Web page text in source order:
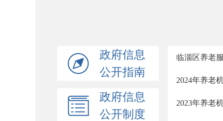
政府信息
公开指南
政府信息
公开制度
临淄区养老
2024年养老
2023年养老